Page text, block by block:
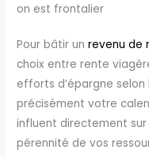
on est frontalier
Pour bâtir unrevenu de
choix entre rente
efforts d’épargne
précisément votre
influent directement
pérennité de vos